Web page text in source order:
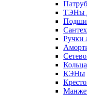
ТЭНы
Ручки
КЭНы